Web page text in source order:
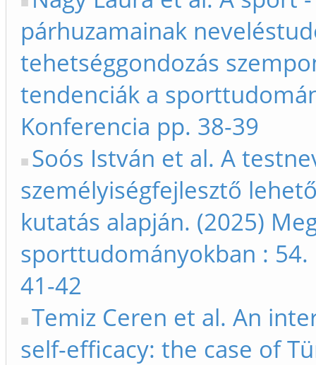
párhuzamainak
tehetséggondozás
tendenciák a
Konferencia pp. 38-39
Soós István et al. A
személyiségfejlesztő
kutatás alapján. (2025)
sporttudományokban :
41-42
Temiz Ceren et al. An
self-efficacy: the case of